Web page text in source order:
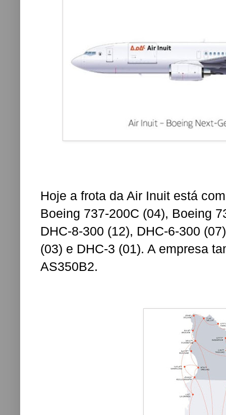
Hoje a frota da Air Inuit está
Boeing 737-200C (04), Boeing
DHC-8-300 (12), DHC-6-300
(03) e DHC-3 (01). A empresa
AS350B2.